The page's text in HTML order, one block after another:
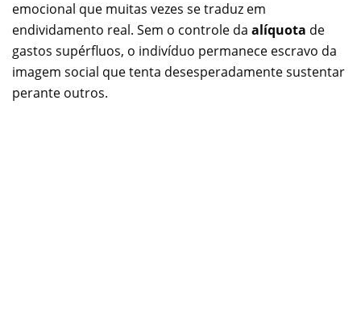
emocional que muitas vezes se traduz em
endividamento real. Sem o controle da alíquota de
gastos supérfluos, o indivíduo permanece escravo da
imagem social que tenta desesperadamente sustentar
perante outros.